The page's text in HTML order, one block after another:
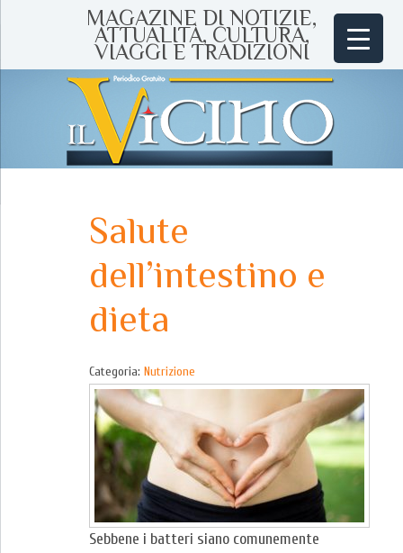
MAGAZINE DI NOTIZIE,
ATTUALITÀ, CULTURA,
VIAGGI E TRADIZIONI
Salute
dell’intestino e
dieta
Categoria: Nutrizione
Sebbene i batteri siano comunemente